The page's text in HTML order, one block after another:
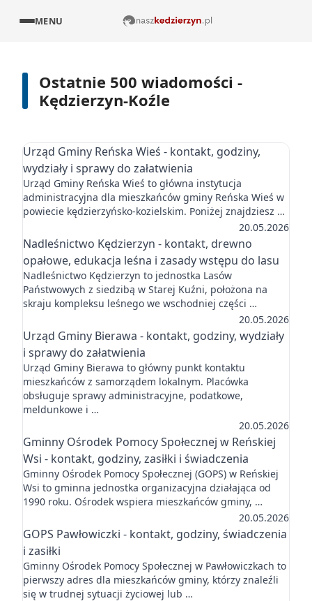
MENU
Ostatnie 500 wiadomości -
Kędzierzyn-Koźle
Urząd Gminy Reńska Wieś - kontakt, godziny,
wydziały i sprawy do załatwienia
Urząd Gminy Reńska Wieś to główna instytucja
administracyjna dla mieszkańców gminy Reńska Wieś w
powiecie kędzierzyńsko-kozielskim. Poniżej znajdziesz …
20.05.2026
Nadleśnictwo Kędzierzyn - kontakt, drewno
opałowe, edukacja leśna i zasady wstępu do lasu
Nadleśnictwo Kędzierzyn to jednostka Lasów
Państwowych z siedzibą w Starej Kuźni, położona na
skraju kompleksu leśnego we wschodniej części …
20.05.2026
Urząd Gminy Bierawa - kontakt, godziny, wydziały
i sprawy do załatwienia
Urząd Gminy Bierawa to główny punkt kontaktu
mieszkańców z samorządem lokalnym. Placówka
obsługuje sprawy administracyjne, podatkowe,
meldunkowe i …
20.05.2026
Gminny Ośrodek Pomocy Społecznej w Reńskiej
Wsi - kontakt, godziny, zasiłki i świadczenia
Gminny Ośrodek Pomocy Społecznej (GOPS) w Reńskiej
Wsi to gminna jednostka organizacyjna działająca od
1990 roku. Ośrodek wspiera mieszkańców gminy, …
20.05.2026
GOPS Pawłowiczki - kontakt, godziny, świadczenia
i zasiłki
Gminny Ośrodek Pomocy Społecznej w Pawłowiczkach to
pierwszy adres dla mieszkańców gminy, którzy znaleźli
się w trudnej sytuacji życiowej lub …